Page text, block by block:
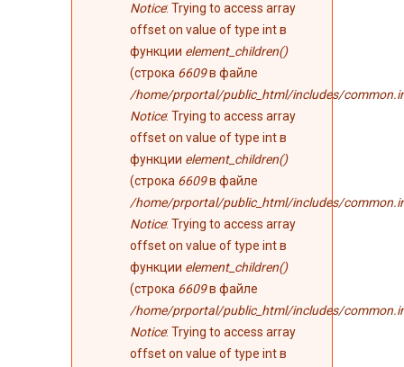
Notice: Trying to access array
offset on value of type int в
функции element_children()
(строка 6609в файле
/home/prportal/public_html/includes/
Notice: Trying to access array
offset on value of type int в
функции element_children()
(строка 6609в файле
/home/prportal/public_html/includes/
Notice: Trying to access array
offset on value of type int в
функции element_children()
(строка 6609в файле
/home/prportal/public_html/includes/
Notice: Trying to access array
offset on value of type int в